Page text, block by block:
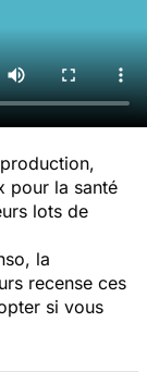
pour la santé
lots de
la
recense ces
si vous